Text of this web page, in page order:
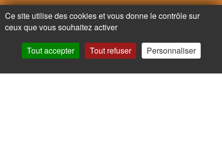
Abonnez-vous à notre newsletter
Je m’inscris
Ce site utilise des cookies et vous donne le contrôle sur
ceux que vous souhaitez activer
Tout accepter Tout refuser Personnaliser